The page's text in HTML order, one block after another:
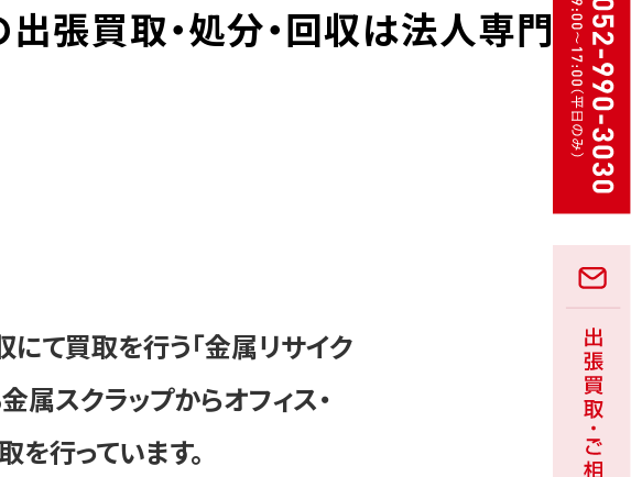
張買取・処分・回収は法人専門
にて買取を行う「金属リサイク
属スクラップからオフィス・
行っています。